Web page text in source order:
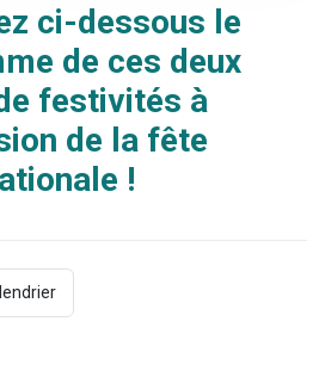
ci-dessous le
de ces deux
festivités à
de la fête
!